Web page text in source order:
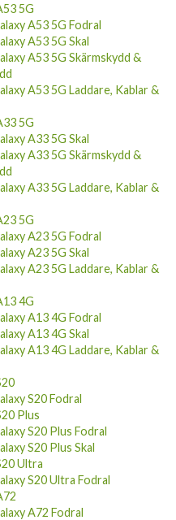
5G
A53 5G Fodral
A53 5G Skal
A53 5G Skärmskydd &
A53 5G Laddare, Kablar &
5G
A33 5G Skal
A33 5G Skärmskydd &
A33 5G Laddare, Kablar &
5G
A23 5G Fodral
A23 5G Skal
A23 5G Laddare, Kablar &
4G
A13 4G Fodral
A13 4G Skal
A13 4G Laddare, Kablar &
S20 Fodral
Plus
S20 Plus Fodral
S20 Plus Skal
Ultra
S20 Ultra Fodral
A72 Fodral